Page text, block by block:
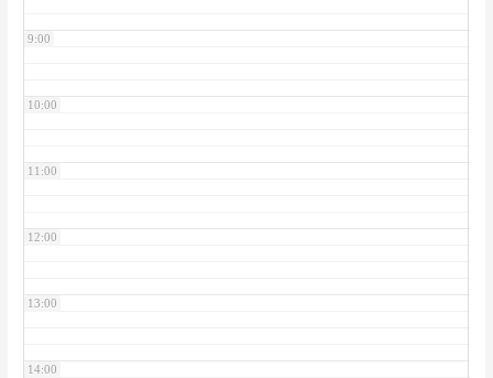
9:00
10:00
11:00
12:00
13:00
14:00